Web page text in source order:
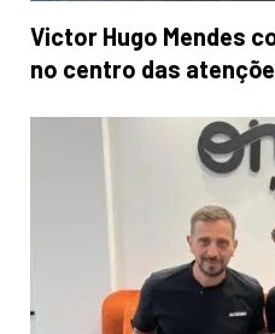
Victor Hugo Mendes
no centro das